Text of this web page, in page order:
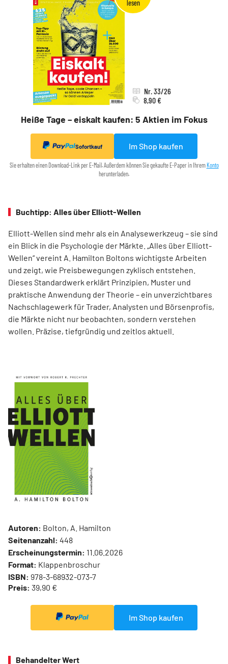
Heiße Tage – eiskalt kaufen: 5 Aktien im Fokus
Nr. 33/26
8,90 €
Sofortkauf Im Shop kaufen
Sie erhalten einen Download-Link per E-Mail. Außerdem können Sie gekaufte E-Paper in Ihrem Konto
herunterladen.
Buchtipp: Alles über Elliott-Wellen
Elliott-Wellen sind mehr als ein Analysewerkzeug – sie sind
ein Blick in die Psychologie der Märkte. „Alles über Elliott-
Wellen“ vereint A. Hamilton Boltons wichtigste Arbeiten
und zeigt, wie Preisbewegungen zyklisch entstehen.
Dieses Standardwerk erklärt Prinzipien, Muster und
praktische Anwendung der Theorie – ein unverzichtbares
Nachschlagewerk für Trader, Analysten und Börsenprofis,
die Märkte nicht nur beobachten, sondern verstehen
wollen. Präzise, tiefgründig und zeitlos aktuell.
Autoren: Bolton, A. Hamilton
Seitenanzahl: 448
Erscheinungstermin: 11.06.2026
Format: Klappenbroschur
ISBN: 978-3-68932-073-7
Preis: 39,90 €
Im Shop kaufen
Behandelter Wert